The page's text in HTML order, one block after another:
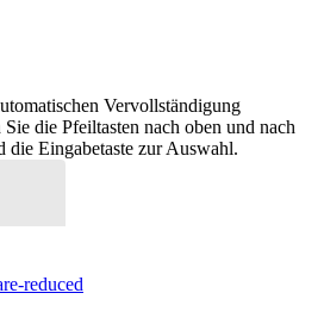
Vervollständigung
die Pfeiltasten nach oben und nach
Eingabetaste zur Auswahl.